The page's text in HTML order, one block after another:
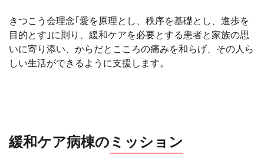
きつこう会理念｢愛を原理とし、秩序を基礎とし、進歩を
目的とす｣に則り、緩和ケアを必要とする患者と家族の思
いに寄り添い、からだとこころの痛みを和らげ、その人ら
しい生活ができるように支援します。
緩和ケア病棟の ミッション